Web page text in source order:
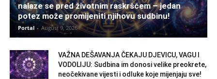
nalaze se pred životnim raskršćem – jedan
potez može promijeniti njihovu sudbinu!
Portal - August 9, 2026
VAŽNA DEŠAVANJA ČEKAJU DJEVICU, VAGU I
VODOLIJU: Sudbina im donosi velike preokrete,
neočekivane vijesti i odluke koje mijenjaju sve!